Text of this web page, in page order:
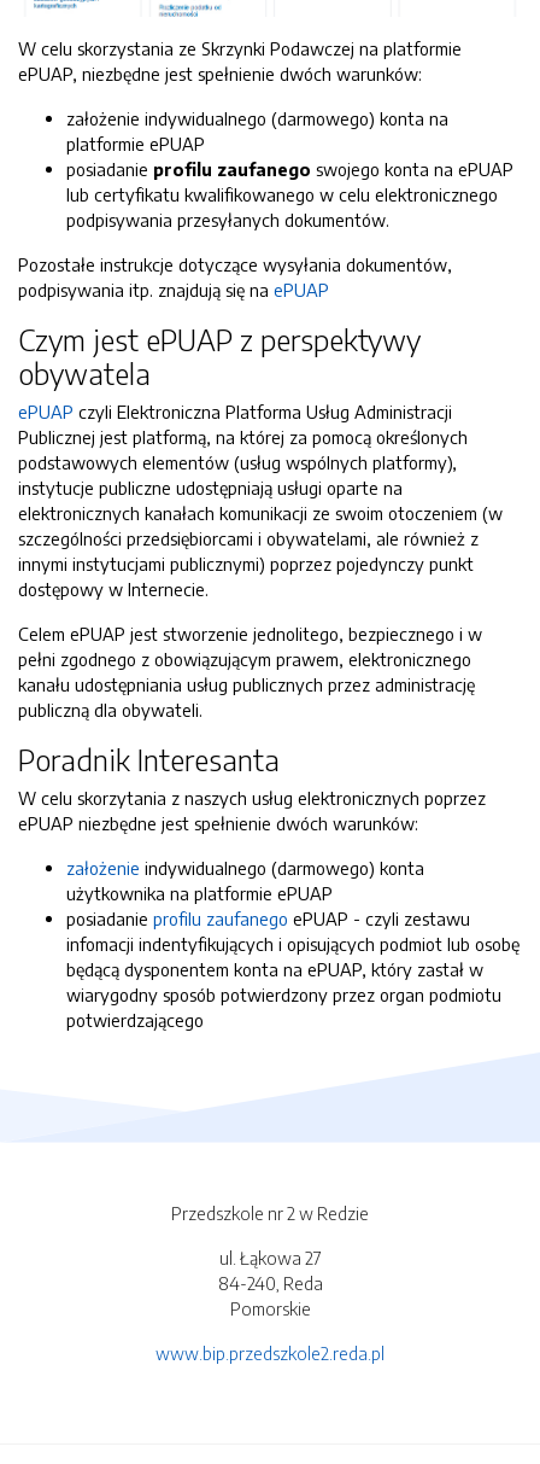
W celu skorzystania ze Skrzynki Podawczej na platformie
ePUAP, niezbędne jest spełnienie dwóch warunków:
założenie indywidualnego (darmowego) konta na
platformie ePUAP
posiadanie profilu zaufanego swojego konta na ePUAP
lub certyfikatu kwalifikowanego w celu elektronicznego
podpisywania przesyłanych dokumentów.
Pozostałe instrukcje dotyczące wysyłania dokumentów,
podpisywania itp. znajdują się na ePUAP
Czym jest ePUAP z perspektywy
obywatela
ePUAP czyli Elektroniczna Platforma Usług Administracji
Publicznej jest platformą, na której za pomocą określonych
podstawowych elementów (usług wspólnych platformy),
instytucje publiczne udostępniają usługi oparte na
elektronicznych kanałach komunikacji ze swoim otoczeniem (w
szczególności przedsiębiorcami i obywatelami, ale również z
innymi instytucjami publicznymi) poprzez pojedynczy punkt
dostępowy w Internecie.
Celem ePUAP jest stworzenie jednolitego, bezpiecznego i w
pełni zgodnego z obowiązującym prawem, elektronicznego
kanału udostępniania usług publicznych przez administrację
publiczną dla obywateli.
Poradnik Interesanta
W celu skorzytania z naszych usług elektronicznych poprzez
ePUAP niezbędne jest spełnienie dwóch warunków:
założenie indywidualnego (darmowego) konta
użytkownika na platformie ePUAP
posiadanie profilu zaufanego ePUAP - czyli zestawu
infomacji indentyfikujących i opisujących podmiot lub osobę
będącą dysponentem konta na ePUAP, który zastał w
wiarygodny sposób potwierdzony przez organ podmiotu
potwierdzającego
Przedszkole nr 2 w Redzie
ul. Łąkowa 27
84-240, Reda
Pomorskie
www.bip.przedszkole2.reda.pl